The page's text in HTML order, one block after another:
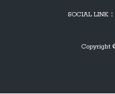
SOCIAL LINK
Copyright